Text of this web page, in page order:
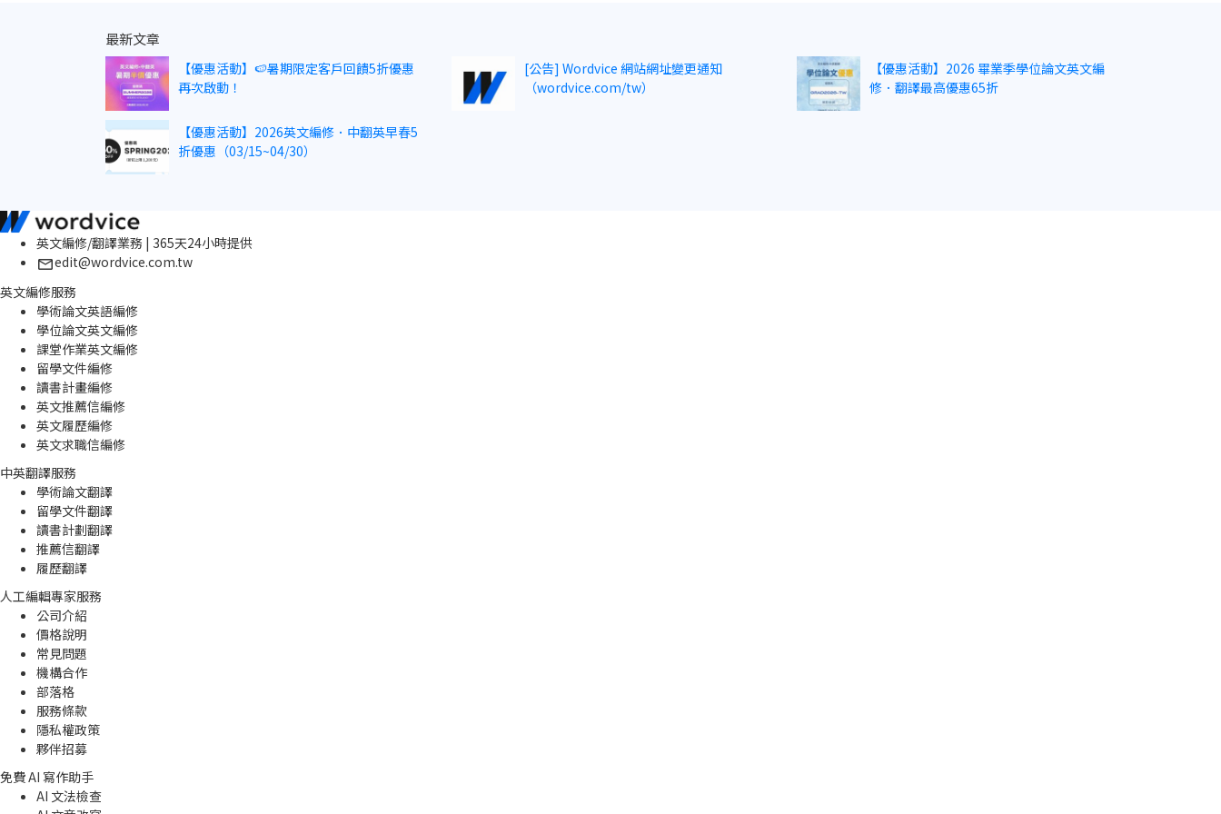
最新文章
【優惠活動】🍉暑期限定客戶回饋5折優惠
再次啟動！
[公告] Wordvice 網站網址變更通知
（wordvice.com/tw）
【優惠活動】2026 畢業季學位論文英文編
修．翻譯最高優惠65折
【優惠活動】2026英文編修．中翻英早春5
折優惠（03/15~04/30）
英文編修/翻譯業務 | 365天24小時提供
edit@wordvice.com.tw
英文編修服務
學術論文英語編修
學位論文英文編修
課堂作業英文編修
留學文件編修
讀書計畫編修
英文推薦信編修
英文履歷編修
英文求職信編修
中英翻譯服務
學術論文翻譯
留學文件翻譯
讀書計劃翻譯
推薦信翻譯
履歷翻譯
人工編輯專家服務
公司介紹
價格說明
常見問題
機構合作
部落格
服務條款
隱私權政策
夥伴招募
免費 AI 寫作助手
AI 文法檢查